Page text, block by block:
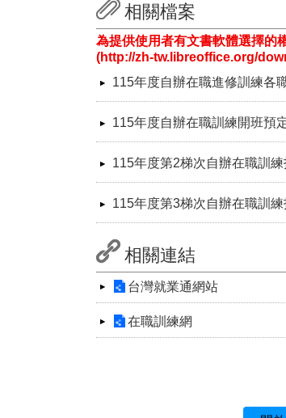
相關檔案
為提供使用者有文書軟體選擇的
(http://zh-tw.libreoffice.org/
115年度自辦在職進修訓練各
115年度自辦在職訓練開班預
115年度第2梯次自辦在職訓
115年度第3梯次自辦在職訓
相關連結
台灣就業通網站
在職訓練網